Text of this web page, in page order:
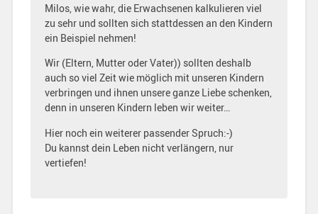
Milos, wie wahr, die Erwachsenen kalkulieren viel
zu sehr und sollten sich stattdessen an den Kindern
ein Beispiel nehmen!
Wir (Eltern, Mutter oder Vater)) sollten deshalb
auch so viel Zeit wie möglich mit unseren Kindern
verbringen und ihnen unsere ganze Liebe schenken,
denn in unseren Kindern leben wir weiter…
Hier noch ein weiterer passender Spruch:-)
Du kannst dein Leben nicht verlängern, nur
vertiefen!